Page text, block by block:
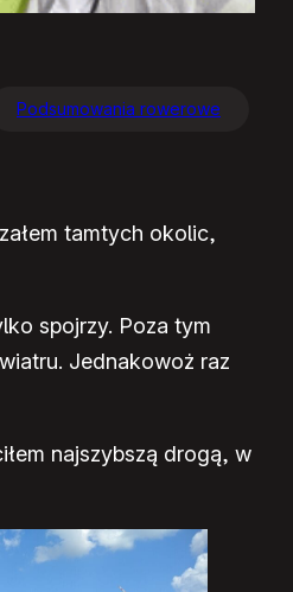
Podsumowania rowerowe
tamtych okolic,
spojrzy. Poza tym
Jednakowoż raz
najszybszą drogą, w